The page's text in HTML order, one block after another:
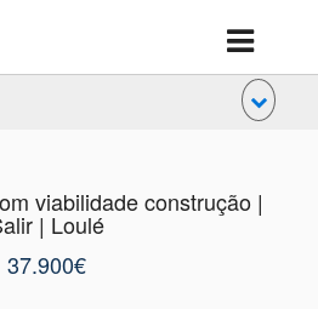
viabilidade construção |
| Loulé
37.900€